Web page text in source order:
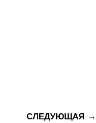
СЛЕДУЮЩАЯ